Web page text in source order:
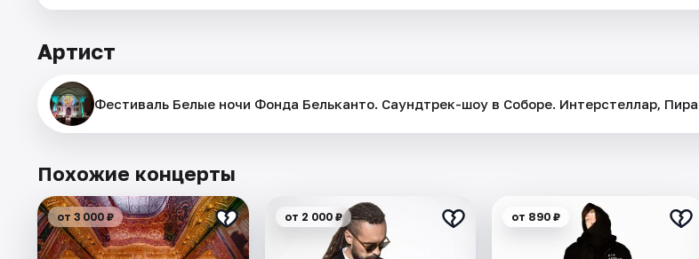
Артист
Фестиваль Белые ночи Фонда Бельканто. Саундтрек-шоу в Соборе. Интерстеллар,
Похожие концерты
от 3 000 ₽ от 2 000 ₽ от 890 ₽